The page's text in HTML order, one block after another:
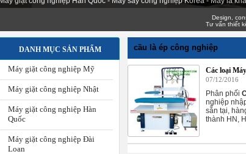
Design, consult,
Tư vấn thiết kế,
DANH MỤC SẢN PHẨM
Máy giặt công nghiệp Mỹ
Máy giặt công nghiệp Nhật
Máy giặt công nghiệp Hàn
Quốc
Máy giặt công nghiệp Đài
Loan
cầu là ép công nghiệp
Các loại
07/12/2016
Phân phối
nghiệp
sẵn tại,
thành HN,